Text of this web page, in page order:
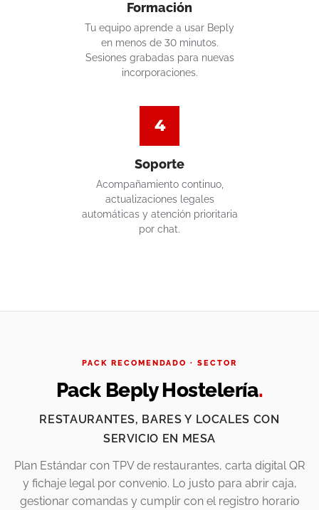
Formación
Tu equipo aprende a usar Beply
en menos de 30 minutos.
Sesiones grabadas para nuevas
incorporaciones.
4
Soporte
Acompañamiento continuo,
actualizaciones legales
automáticas y atención prioritaria
por chat.
PACK RECOMENDADO · SECTOR
Pack Beply Hostelería.
RESTAURANTES, BARES Y LOCALES CON
SERVICIO EN MESA
Plan Estándar con TPV de restaurantes, carta digital QR
y fichaje legal por convenio. Lo justo para abrir caja,
gestionar comandas y cumplir con el registro horario